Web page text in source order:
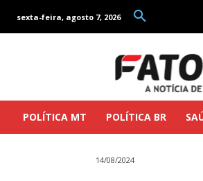
sexta-feira, agosto 7, 2026
POLÍTICA MT POLÍTICA BR
14/08/2024